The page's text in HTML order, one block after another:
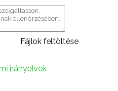
Fájlok feltöltése
irányelvek